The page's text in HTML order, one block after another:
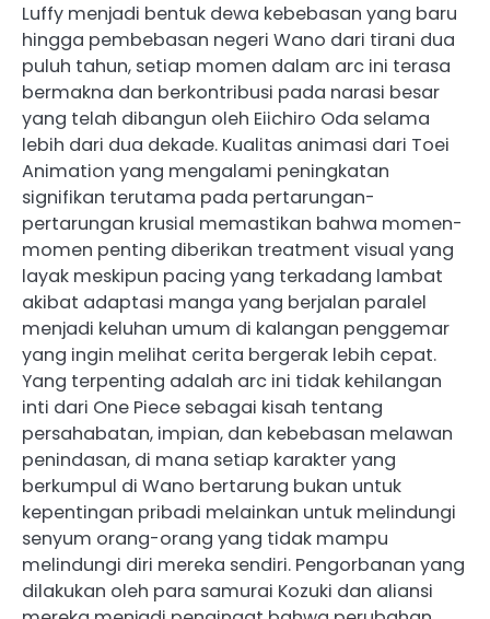
Luffy menjadi bentuk dewa kebebasan yang baru
hingga pembebasan negeri Wano dari tirani dua
puluh tahun, setiap momen dalam arc ini terasa
bermakna dan berkontribusi pada narasi besar
yang telah dibangun oleh Eiichiro Oda selama
lebih dari dua dekade. Kualitas animasi dari Toei
Animation yang mengalami peningkatan
signifikan terutama pada pertarungan-
pertarungan krusial memastikan bahwa momen-
momen penting diberikan treatment visual yang
layak meskipun pacing yang terkadang lambat
akibat adaptasi manga yang berjalan paralel
menjadi keluhan umum di kalangan penggemar
yang ingin melihat cerita bergerak lebih cepat.
Yang terpenting adalah arc ini tidak kehilangan
inti dari One Piece sebagai kisah tentang
persahabatan, impian, dan kebebasan melawan
penindasan, di mana setiap karakter yang
berkumpul di Wano bertarung bukan untuk
kepentingan pribadi melainkan untuk melindungi
senyum orang-orang yang tidak mampu
melindungi diri mereka sendiri. Pengorbanan yang
dilakukan oleh para samurai Kozuki dan aliansi